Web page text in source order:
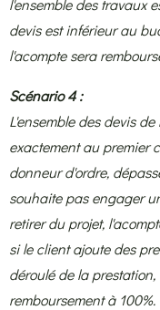
l'ensemble des travaux
devis est inférieur au
l'acompte sera
Scénario 4 :
L'ensemble des devis
exactement au premier
donneur d'ordre,
souhaite pas engager
retirer du projet,
si le client ajoute des
déroulé de la
remboursement à